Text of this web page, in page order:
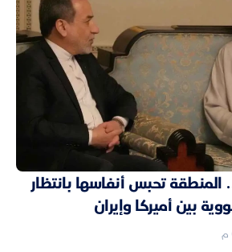
تحبس أنفاسها بانتظار
بين أميركا وإيران